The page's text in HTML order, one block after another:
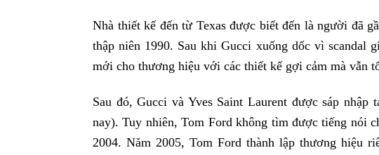
Nhà thiết kế đến từ Texas được biết đến là người đã
thập niên 1990. Sau khi Gucci xuống dốc vì scandal
mới cho thương hiệu với các thiết kế gợi cảm mà vẫn
Sau đó, Gucci và Yves Saint Laurent được sáp nhập
nay). Tuy nhiên, Tom Ford không tìm được tiếng nói
2004. Năm 2005, Tom Ford thành lập thương hiệu